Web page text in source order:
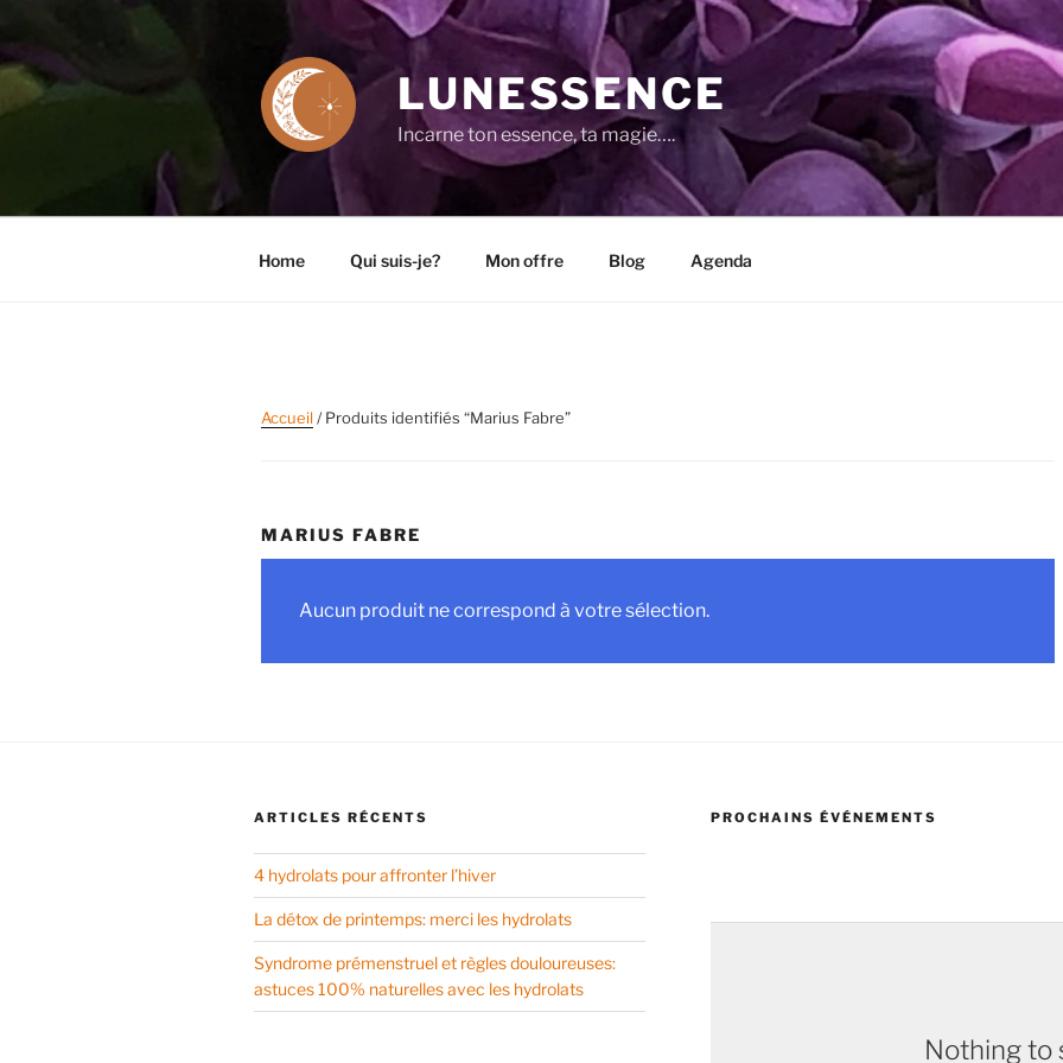
contenu
principal
LUNESSENCE
Incarne ton essence, ta magie….
Home Qui suis-je? Mon offre Blog Agenda
Accueil/ Produits identifiés “Marius Fabre”
MARIUS FABRE
Aucun produit ne correspond à votre sélection.
ARTICLES RÉCENTS
4 hydrolats pour affronter l’hiver
La détox de printemps: merci les hydrolats
Syndrome prémenstruel et règles douloureuses:
astuces 100% naturelles avec les hydrolats
PROCHAINS ÉVÉNEMENTS
Nothing to